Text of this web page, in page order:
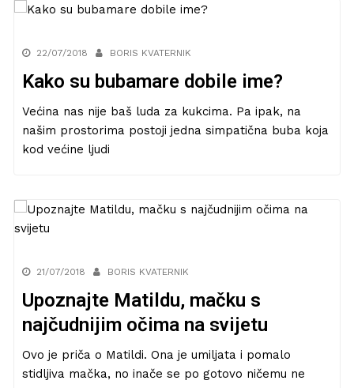
22/07/2018 BORIS KVATERNIK
Kako su bubamare dobile ime?
Većina nas nije baš luda za kukcima. Pa ipak, na
našim prostorima postoji jedna simpatična buba koja
kod većine ljudi
21/07/2018 BORIS KVATERNIK
Upoznajte Matildu, mačku s
najčudnijim očima na svijetu
Ovo je priča o Matildi. Ona je umiljata i pomalo
stidljiva mačka, no inače se po gotovo ničemu ne